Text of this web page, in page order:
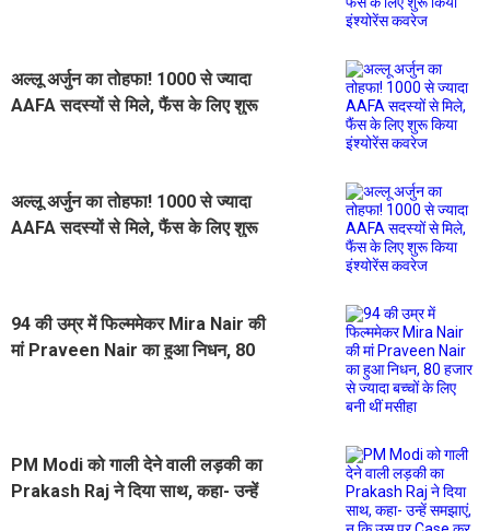
अल्लू अर्जुन का तोहफा! 1000 से ज्यादा
AAFA सदस्यों से मिले, फैंस के लिए शुरू
अल्लू अर्जुन का तोहफा! 1000 से ज्यादा
AAFA सदस्यों से मिले, फैंस के लिए शुरू
94 की उम्र में फिल्ममेकर Mira Nair की
मां Praveen Nair का हुआ निधन, 80
PM Modi को गाली देने वाली लड़की का
Prakash Raj ने दिया साथ, कहा- उन्हें